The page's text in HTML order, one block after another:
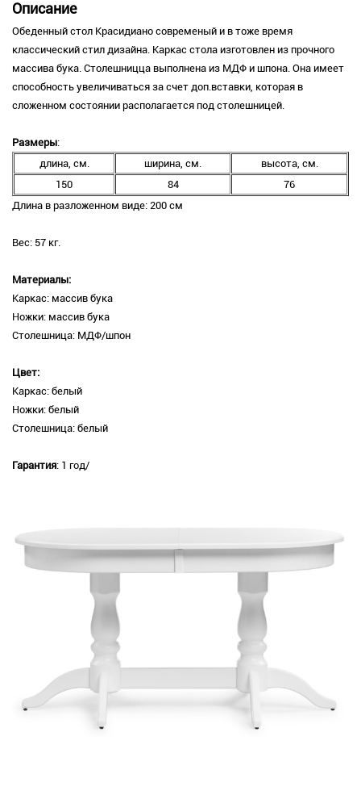
Описание
Обеденный стол Красидиано современый и в тоже время
классический стил дизайна. Каркас стола изготовлен из прочного
массива бука. Столешницца выполнена из МДФ и шпона. Она имеет
способность увеличиваться за счет доп.вставки, которая в
сложенном состоянии располагается под столешницей.
Размеры:
длина, см.
ширина, см.
высота, см.
150
84
76
Длина в разложенном виде: 200 см
Вес: 57 кг.
Материалы:
Каркас: массив бука
Ножки: массив бука
Столешница: МДФ/шпон
Цвет:
Каркас: белый
Ножки: белый
Столешница: белый
Гарантия: 1 год/